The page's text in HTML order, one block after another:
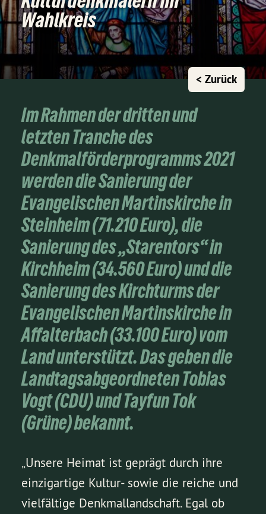
Wahlkreis
< Zurück
Im Rahmen der dritten und
letzten Tranche des
Denkmalförderprogramms 2021
werden die Sanierung der
Evangelischen Martinskirche in
Steinheim (71.210 Euro), die
Sanierung des „Starentors“ in
Kirchheim (34.560 Euro) und die
Sanierung des Kirchturms der
Evangelischen Martinskirche in
Affalterbach (33.100 Euro) vom
Land unterstützt. Das geben die
Landtagsabgeordneten Tobias
Vogt (CDU) und Tayfun Tok
(Grüne) bekannt.
„Unsere Heimat ist geprägt durch ihre
einzigartige Kultur- sowie die reiche und
vielfältige Denkmallandschaft. Egal ob